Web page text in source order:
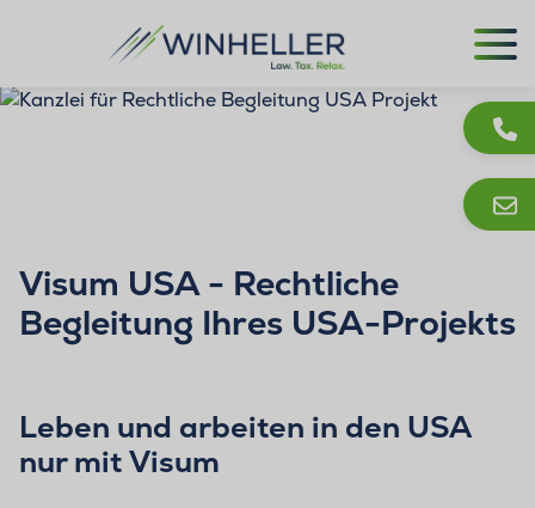
Visum USA - Rechtliche
Begleitung Ihres USA-Projekts
Leben und arbeiten in den USA
nur mit Visum